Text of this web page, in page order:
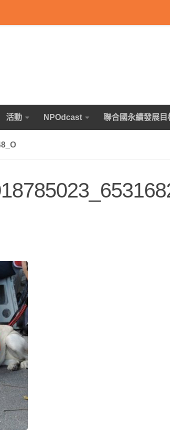
活動 NPOdcast 聯合國永續發展目